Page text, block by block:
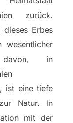
zurück.
dieses Erbes
wesentlicher
in
ist eine tiefe
Natur. In
mit der